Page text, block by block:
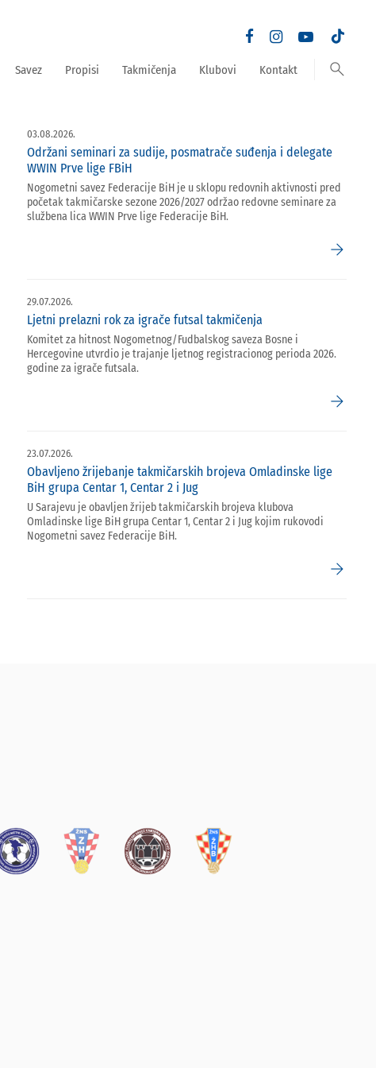
Savez Propisi Takmičenja Klubovi Kontakt search
03.08.2026.
Održani seminari za sudije, posmatrače suđenja i delegate
WWIN Prve lige FBiH
Nogometni savez Federacije BiH je u sklopu redovnih aktivnosti pred
početak takmičarske sezone 2026/2027 održao redovne seminare za
službena lica WWIN Prve lige Federacije BiH.
arrow_forward
29.07.2026.
Ljetni prelazni rok za igrače futsal takmičenja
Komitet za hitnost Nogometnog/Fudbalskog saveza Bosne i
Hercegovine utvrdio je trajanje ljetnog registracionog perioda 2026.
godine za igrače futsala.
arrow_forward
23.07.2026.
Obavljeno žrijebanje takmičarskih brojeva Omladinske lige
BiH grupa Centar 1, Centar 2 i Jug
U Sarajevu je obavljen žrijeb takmičarskih brojeva klubova
Omladinske lige BiH grupa Centar 1, Centar 2 i Jug kojim rukovodi
Nogometni savez Federacije BiH.
arrow_forward